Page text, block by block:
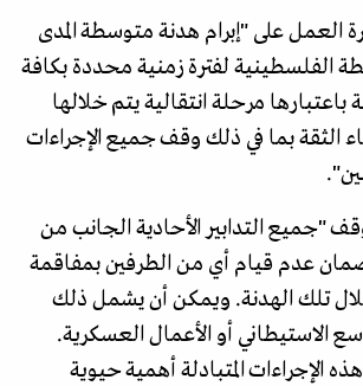
العمل على "إبرام هدنة متوسطة المدى
الفلسطينية لفترة زمنية محددة بكافة
باعتبارها مرحلة انتقالية يتم خلالها
الثقة بما في ذلك وقف جميع الإجراءات
"جميع التدابير الأحادية الجانب من
ضمان عدم قيام أي من الطرفين بمفاقمة
خلال تلك الهدنة. ويمكن أن يشمل ذلك
الاستيطاني أو الأعمال العسكرية.
الإجراءات المتبادلة أهمية حيوية